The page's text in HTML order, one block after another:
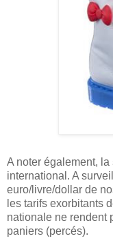
A noter également,
international. A
euro/livre/dollar de
les tarifs exorbitants
nationale ne rendent
paniers (percés).